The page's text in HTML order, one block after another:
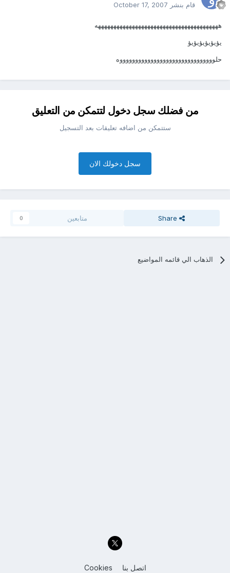
قام بنشر October 17, 2007
ههههههههههههههههههههههههههههههههههههههههه
يؤيؤيؤيؤيؤيؤ
حلوووووووووووووووووووووووووووووووه
من فضلك سجل دخول لتتمكن من التعليق
ستتمكن من اضافه تعليقات بعد التسجيل
سجل دخولك الان
Share متابعين 0
الذهاب الي قائمه المواضيع
اتصل بنا Cookies